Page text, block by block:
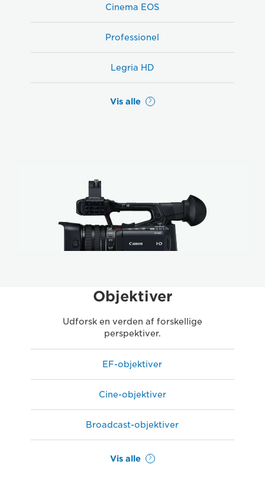
Cinema EOS
Professionel
Legria HD
Vis alle
Objektiver
Udforsk en verden af forskellige
perspektiver.
EF-objektiver
Cine-objektiver
Broadcast-objektiver
Vis alle